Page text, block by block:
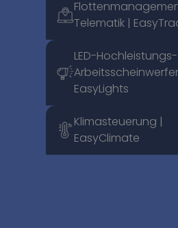
Telematik |
LED-Hochleistungs-
EasyLights
Klimasteuerung |
EasyClimate